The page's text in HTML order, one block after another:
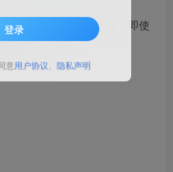
频，并且操作十分简单，即使
的原创作品
登录
意用户协议、 隐私声明